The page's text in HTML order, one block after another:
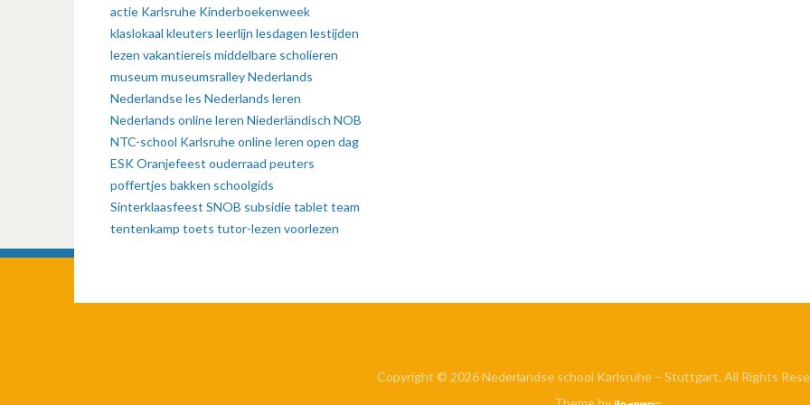
actie Karlsruhe Kinderboekenweek
klaslokaal kleuters leerlijn lesdagen lestijden
lezen vakantiereis middelbare scholieren
museum museumsralleyNederlands
Nederlandse les Nederlands leren
Nederlands online leren Niederländisch NOB
NTC-school Karlsruheonline leren open dag
ESKOranjefeest ouderraad peuters
poffertjes bakken schoolgids
Sinterklaasfeest SNOB subsidietablet team
tentenkamp toets tutor-lezen voorlezen
Copyright © 2026 Nederlandse school Karlsruhe – Stuttgart. All Rights